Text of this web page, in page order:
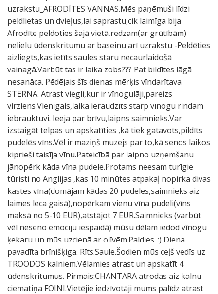
uzrakstu_AFRODĪTES VANNAS.Mēs paņēmuši līdzi
peldlietas un dvieļus,lai saprastu,cik laimīga bija
Afrodīte peldoties šajā vietā,redzam(ar grūtībām)
nelielu ūdenskritumu ar baseinu,arī uzrakstu -Peldēties
aizliegts,kas ietīts saules staru necaurlaidošā
vainagā.Varbūt tas ir laika zobs??? Pat bildītes lāgā
nesanāca. Pēdējais šīs dienas mērķis vīndarītava
STERNA. Atrast viegli,kur ir vīnogulāji,pareizs
virziens.Vienīgais,laikā ieraudzīts starp vīnogu rindām
iebrauktuvi. Ieeja par brīvu,laipns saimnieks.Var
izstaigāt telpas un apskatīties ,kā tiek gatavots,pildīts
pudelēs vīns.Vēl ir maziņš muzejs par to,kā senos laikos
kiprieši taisīja vīnu.Pateicībā par laipno uzņemšanu
jānopērk kāda vīna pudele.Protams neesam turīgie
tūristi no Anglijas ,kas 10 minūtes atpakaļ nopirka divas
kastes vīna(domājam kādas 20 pudeles,saimnieks aiz
laimes leca gaisā),nopērkam vienu vīna pudeli(vīns
maksā no 5-10 EUR),atstājot 7 EUR.Saimnieks (varbūt
vēl neseno emociju iespaidā) mūsu dēlam iedod vīnogu
ķekaru un mūs uzcienā ar olīvēm.Paldies. :) Diena
pavadīta brīnišķiga. Rīts.Saule.Šodien mūs ceļš vedīs uz
TROODOS kalniem.Vēlamies atrast un apskatīt 4
ūdenskritumus. Pirmais:CHANTARA atrodas aiz kalnu
ciematiņa FOINI.Vietējie iedzīvotāji mums palīdz atrast